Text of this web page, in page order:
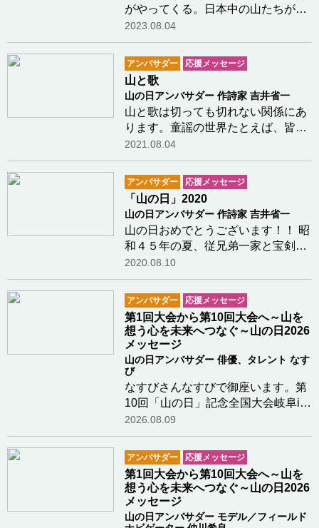
がやってくる。日本中の山たちが、
私たちを待っている。初めて登った
あの山のことを振り返ってみるもよ
し、これから挑まんとするあの山へ
想いを馳せるもよし。春には春の楽
しさで、夏には夏…つづきを読む
2023.08.04
アンバサダー 応援メッセージ
山と歌
山の日アンバサダー 作詩家 吉井省一
山と歌は切っても切れない関係にあ
ります。童謡の世界たとえば、皆さ
んもよく知っていらっしゃる童謡の
世界。「ふるさと」の詩は子供時代
によく遊んだ身近な山を思い出させ
てくれます。さすがに令和の今とな
っては、うさぎ…つづきを読む
2021.08.04
アンバサダー 応援メッセージ
「山の日」2020
山の日アンバサダー 作詩家 吉井省一
山の日おめでとうございます！！ 昭
和４５年の夏、従兄弟一家と宝剣岳
に登山した時の一枚です。一番右の
坊ちゃん刈りの小学4年生が私。頂
上の岩に立ち、万歳した時の感動か
ら４５年後、「山の日」制定記念歌
を書かせていた…つづきを読む
2020.08.10
アンバサダー 応援メッセージ
第1回大会から第10回大会へ～山を
想う心を未来へつなぐ～山の日2026
メッセージ
山の日アンバサダー 俳優、タレント なす
び
なすびさんなすびで御座います。第
10回「山の日」記念全国大会岐阜in
飛騨高山が開催されるにあたり、お
慶び申し上げます。私は、岐阜県の
山に登る機会に恵まれておらず、残
念なのですが、いつか飛騨高山、そ
して岐阜県の山…つづきを読む
2026.08.09
アンバサダー 応援メッセージ
第1回大会から第10回大会へ～山を
想う心を未来へつなぐ～山の日2026
メッセージ
山の日アンバサダー モデル／フィールド